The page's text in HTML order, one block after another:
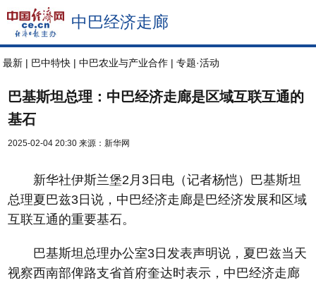
中巴经济走廊
专题·活动
|
中巴农业与产业合作
|
巴中特快
|
最新
巴基斯坦总理：中巴经济走廊是区域互联互通的
基石
2025-02-04 20:30 来源：新华网
新华社伊斯兰堡2月3日电（记者杨恺）巴基斯坦
总理夏巴兹3日说，中巴经济走廊是巴经济发展和区域
互联互通的重要基石。
巴基斯坦总理办公室3日发表声明说，夏巴兹当天
视察西南部俾路支省首府奎达时表示，中巴经济走廊